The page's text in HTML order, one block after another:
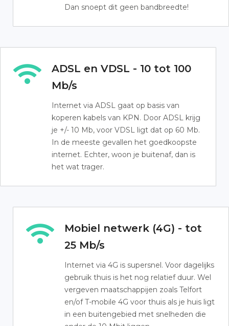
Dan snoept dit geen bandbreedte!
ADSL en VDSL - 10 tot 100
Mb/s
Internet via ADSL gaat op basis van
koperen kabels van KPN. Door ADSL krijg
je +/- 10 Mb, voor VDSL ligt dat op 60 Mb.
In de meeste gevallen het goedkoopste
internet. Echter, woon je buitenaf, dan is
het wat trager.
Mobiel netwerk (4G) - tot
25 Mb/s
Internet via 4G is supersnel. Voor dagelijks
gebruik thuis is het nog relatief duur. Wel
vergeven maatschappijen zoals Telfort
en/of T-mobile 4G voor thuis als je huis ligt
in een buitengebied met snelheden die